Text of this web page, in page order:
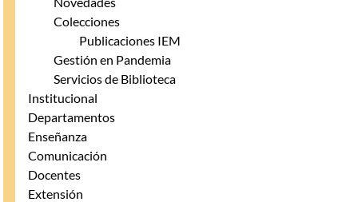
Colecciones
Publicaciones IEM
Gestión en Pandemia
Servicios de Biblioteca
Institucional
Departamentos
Enseñanza
Comunicación
Docentes
Extensión